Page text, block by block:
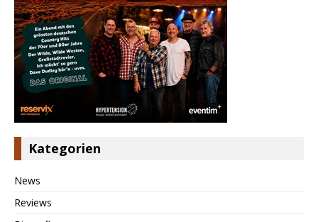
Kategorien
News
Reviews